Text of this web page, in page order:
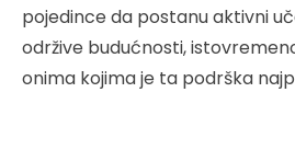
pojedince da postanu aktivni
održive budućnosti,
onima kojima je ta podrška